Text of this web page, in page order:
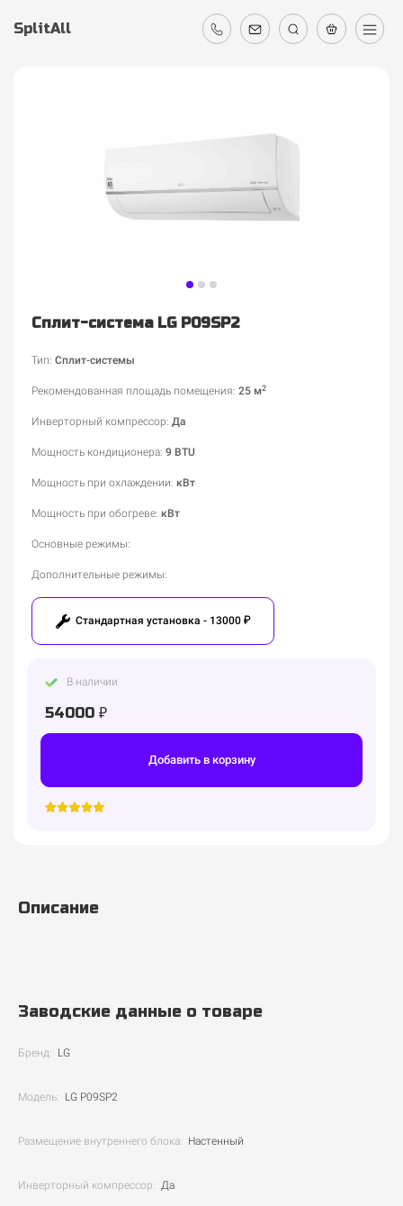
SplitAll
Сплит-система LG P09SP2
Тип: Сплит-системы
Рекомендованная площадь помещения: 25 м2
Инверторный компрессор: Да
Мощность кондиционера: 9 BTU
Мощность при охлаждении: кВт
Мощность при обогреве: кВт
Основные режимы:
Дополнительные режимы:
Стандартная установка - 13000 ₽
В наличии
54000 ₽
Добавить в корзину
Описание
Заводские данные о товаре
Бренд: LG
Модель: LG P09SP2
Размещение внутреннего блока: Настенный
Инверторный компрессор: Да